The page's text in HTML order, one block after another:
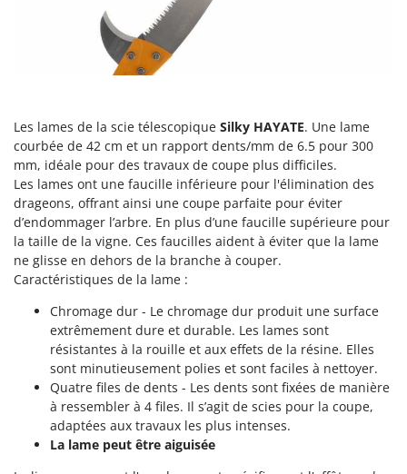
Peignes vibreurs et Secoueurs à olives
Pelles rétros pour tracteur
Perches Élagueuses
Piscines
Planteuses de pommes de terre pour tracteur
Plateaux de coupe pour tracteur
Plumeuses
Pompes d'irrigation à tracteur
Pompes de transfert
Pompes immergées électriques
Postes à souder
Poussoirs à saucisse
Presses à pellets
Pressoirs à fruits
Pressoirs à Raisin
Fontana Forni
Forest Master
G
G3 Ferrari
Gardena
Garofalo
GeoTech
GeoTech Pro
Gierre
Gipeco
Girmi
GRAEF
Gre
GreenBay
Les lames de la scie télescopique Silky HAYATE. Une lame
courbée de 42 cm et un rapport dents/mm de 6.5 pour 300
mm, idéale pour des travaux de coupe plus difficiles.
Les lames ont une faucille inférieure pour l'élimination des
drageons, offrant ainsi une coupe parfaite pour éviter
d’endommager l’arbre. En plus d’une faucille supérieure pour
la taille de la vigne. Ces faucilles aident à éviter que la lame
ne glisse en dehors de la branche à couper.
Caractéristiques de la lame :
Chromage dur - Le chromage dur produit une surface
extrêmement dure et durable. Les lames sont
résistantes à la rouille et aux effets de la résine. Elles
sont minutieusement polies et sont faciles à nettoyer.
Quatre files de dents - Les dents sont fixées de manière
à ressembler à 4 files. Il s’agit de scies pour la coupe,
adaptées aux travaux les plus intenses.
La lame peut être aiguisée